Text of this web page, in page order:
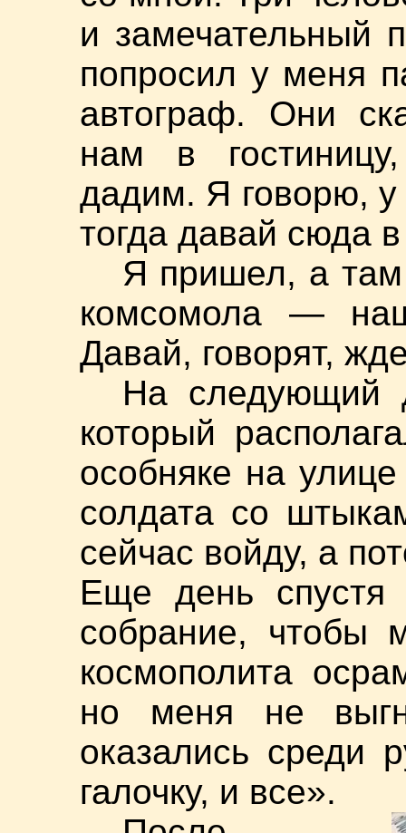
и замечательный
попросил у меня
автограф. Они
нам в
дадим. Я говорю,
тогда давай сюда
Я пришел, а там
комсомола —
Давай, говорят,
На следующий
который
особняке на
солдата со
сейчас войду, а
Еще день спустя
собрание, чтобы
космополита
но меня не
оказались среди
галочку, и все».